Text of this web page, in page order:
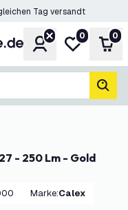
Tag versandt
KontoMeine
0 0
Marke: Calex